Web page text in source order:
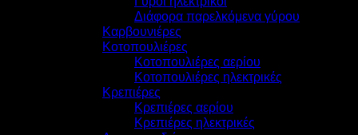
Διάφορα παρελκόμενα γύρου
Καρβουνιέρες
Κοτοπουλιέρες
Κοτοπουλιέρες αερίου
Κοτοπουλιέρες ηλεκτρικές
Κρεπιέρες
Κρεπιέρες αερίου
Κρεπιέρες ηλεκτρικές